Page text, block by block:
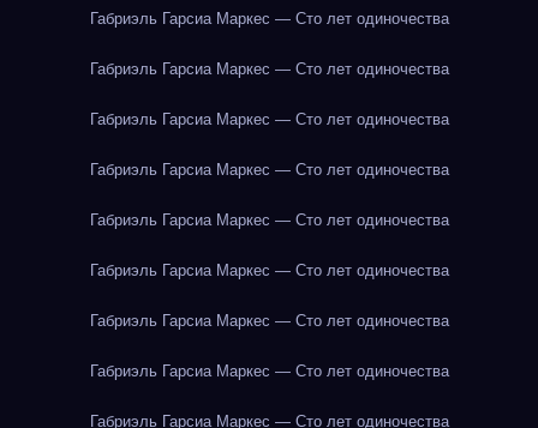
Габриэль Гарсиа Маркес — Сто лет одиночества
Габриэль Гарсиа Маркес — Сто лет одиночества
Габриэль Гарсиа Маркес — Сто лет одиночества
Габриэль Гарсиа Маркес — Сто лет одиночества
Габриэль Гарсиа Маркес — Сто лет одиночества
Габриэль Гарсиа Маркес — Сто лет одиночества
Габриэль Гарсиа Маркес — Сто лет одиночества
Габриэль Гарсиа Маркес — Сто лет одиночества
Габриэль Гарсиа Маркес — Сто лет одиночества